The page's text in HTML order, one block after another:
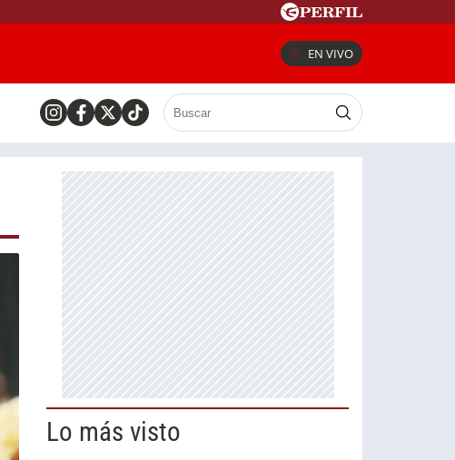
EN VIVO
Lo más visto